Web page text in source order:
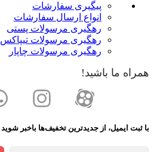
پیگیری سفارشات
انواع ارسال سفارشات
رهگیری مرسولات پستی
رهگیری مرسولات تیپاکس
رهگیری مرسولات چاپار
همراه ما باشید!
با ثبت ایمیل، از جدید‌ترین تخفیف‌ها با‌خبر شوید